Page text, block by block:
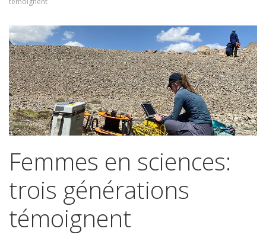
Femmes en sciences:
trois générations
témoignent